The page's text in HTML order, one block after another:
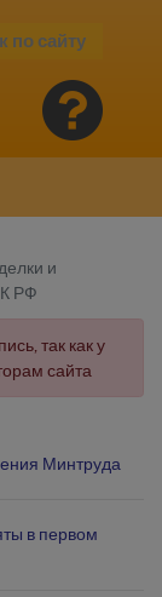
и
РФ
так как у
сайта
Минтруда
в первом